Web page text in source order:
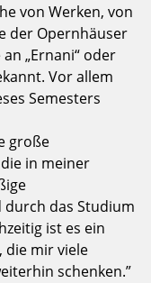
von Werken, von
der Opernhäuser
„Ernani“ oder
Vor allem
Semesters
große
in meiner
durch das Studium
ist es ein
die mir viele
schenken.”